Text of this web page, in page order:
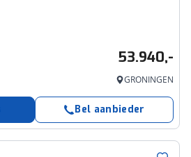
53.940,-
GRONINGEN
Bel aanbieder